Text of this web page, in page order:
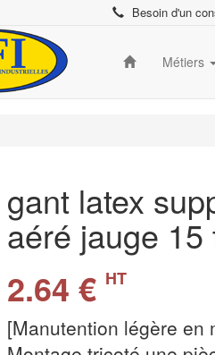
Besoin d'un
Métiers
gant latex
aéré jauge 15
2.64 € HT
[Manutention légère en